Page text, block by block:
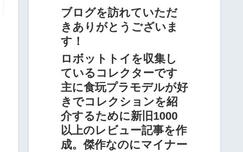
ブログを訪れていただ
きありがとうございま
す！
ロボットトイを収集し
ているコレクターです
主に食玩プラモデルが好
きでコレクションを紹
介するために新旧1000
以上のレビュー記事を作
成。傑作なのにマイナー